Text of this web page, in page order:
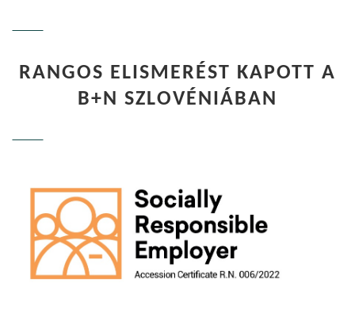
RANGOS ELISMERÉST KAPOTT A
B+N SZLOVÉNIÁBAN